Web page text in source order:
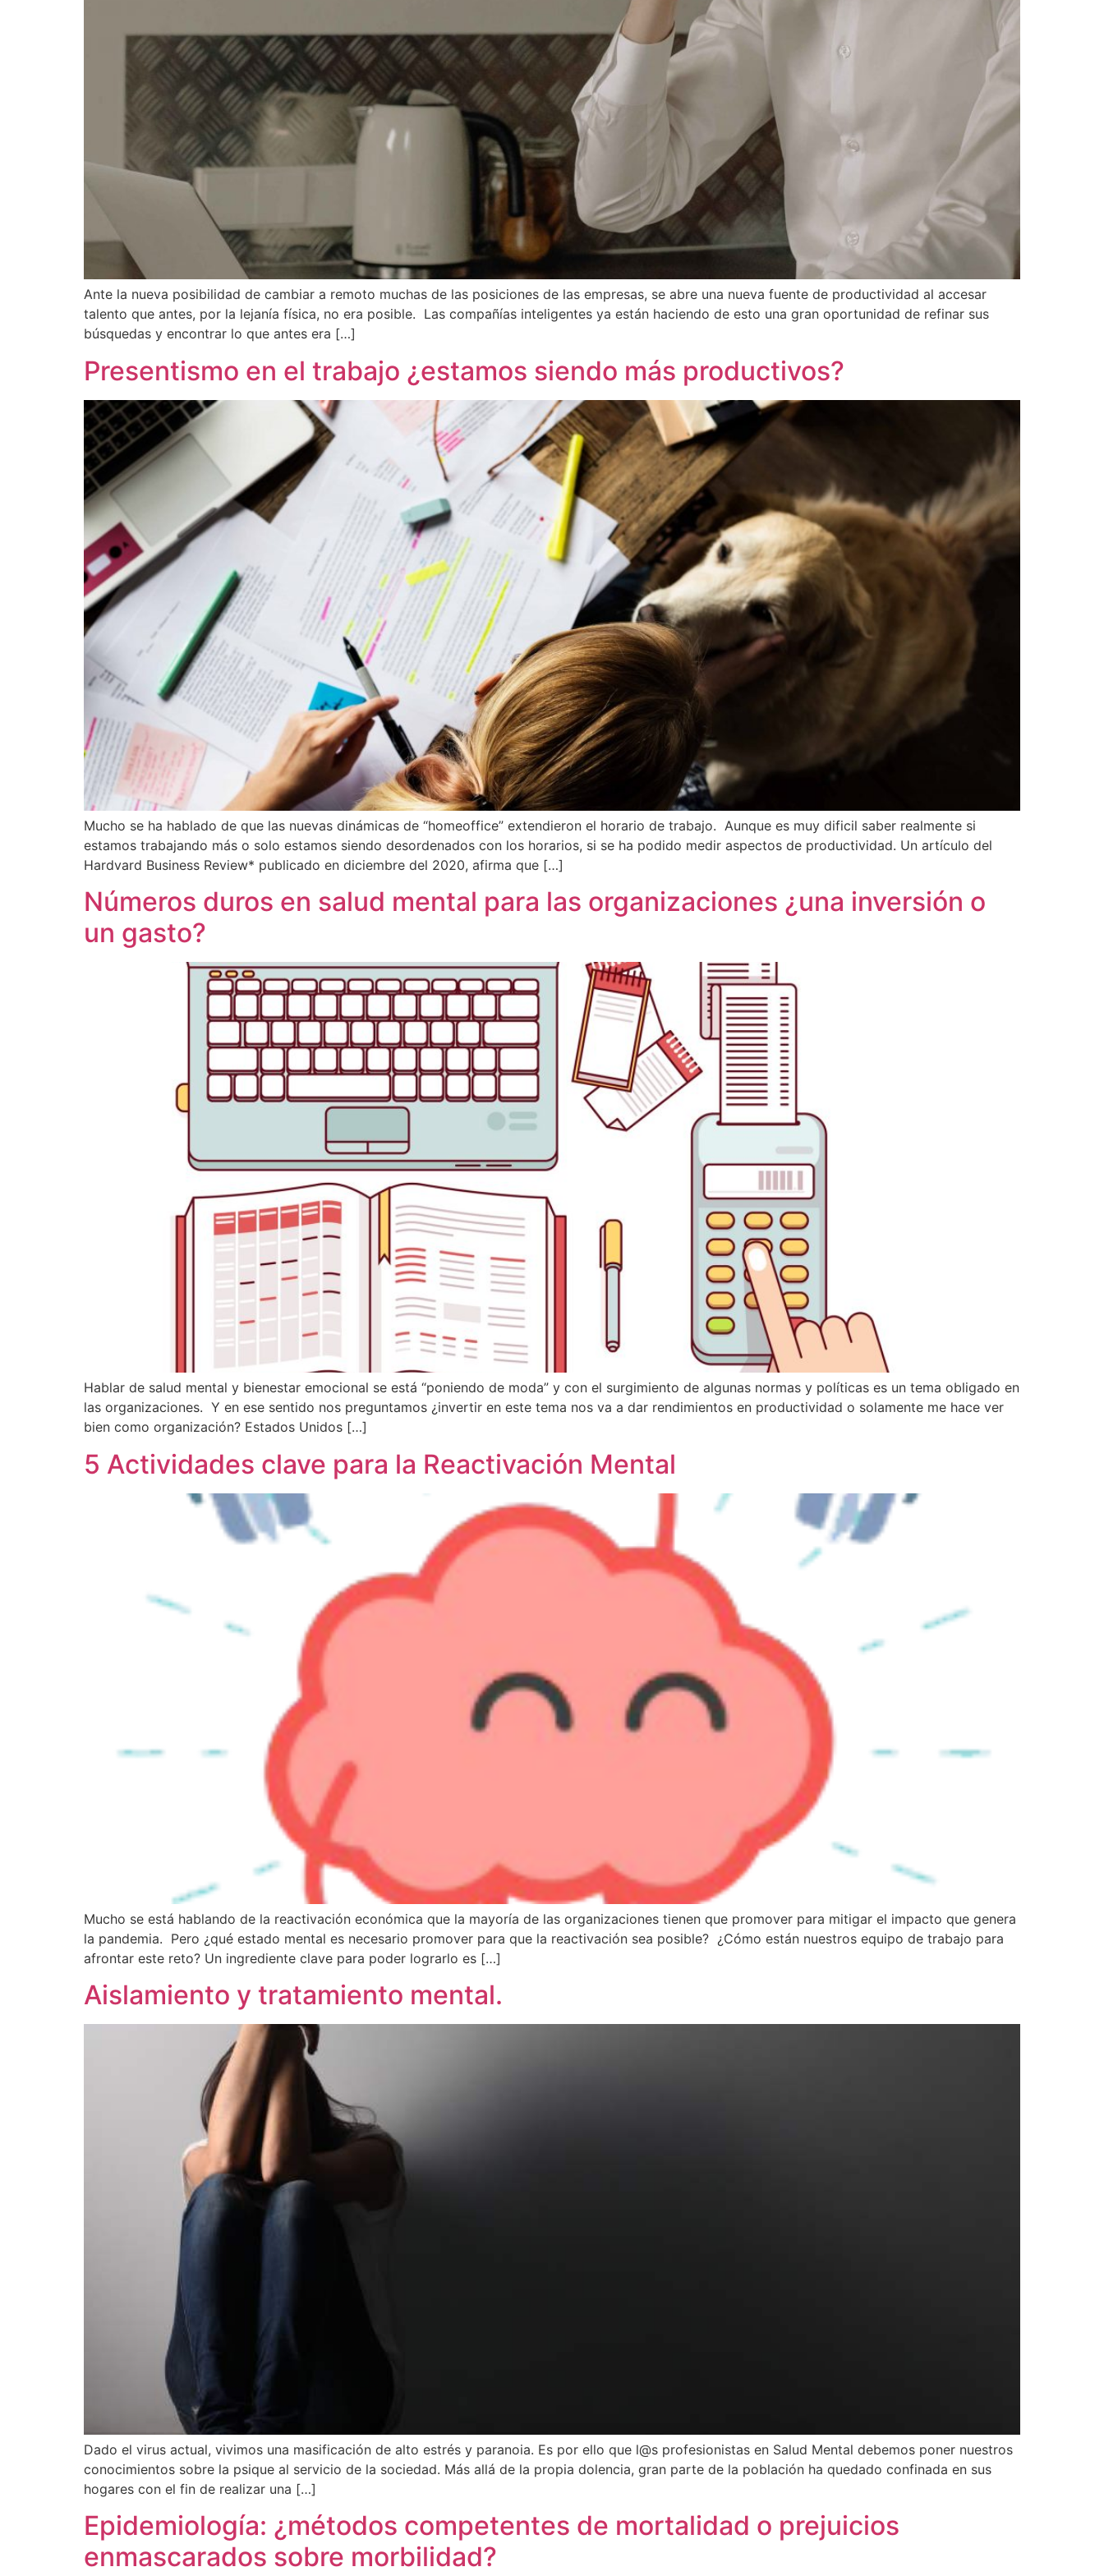
Ante la nueva posibilidad de cambiar a remoto muchas de las posiciones de las empresas, se abre una nueva fuente de productividad al accesar
talento que antes, por la lejanía física, no era posible. Las compañías inteligentes ya están haciendo de esto una gran oportunidad de refinar sus
búsquedas y encontrar lo que antes era […]
Presentismo en el trabajo ¿estamos siendo más productivos?
Mucho se ha hablado de que las nuevas dinámicas de “homeoffice” extendieron el horario de trabajo. Aunque es muy dificil saber realmente si
estamos trabajando más o solo estamos siendo desordenados con los horarios, si se ha podido medir aspectos de productividad. Un artículo del
Hardvard Business Review* publicado en diciembre del 2020, afirma que […]
Números duros en salud mental para las organizaciones ¿una inversión o
un gasto?
Hablar de salud mental y bienestar emocional se está “poniendo de moda” y con el surgimiento de algunas normas y políticas es un tema obligado en
las organizaciones. Y en ese sentido nos preguntamos ¿invertir en este tema nos va a dar rendimientos en productividad o solamente me hace ver
bien como organización? Estados Unidos […]
5 Actividades clave para la Reactivación Mental
Mucho se está hablando de la reactivación económica que la mayoría de las organizaciones tienen que promover para mitigar el impacto que genera
la pandemia. Pero ¿qué estado mental es necesario promover para que la reactivación sea posible? ¿Cómo están nuestros equipo de trabajo para
afrontar este reto? Un ingrediente clave para poder lograrlo es […]
Aislamiento y tratamiento mental.
Dado el virus actual, vivimos una masificación de alto estrés y paranoia. Es por ello que l@s profesionistas en Salud Mental debemos poner nuestros
conocimientos sobre la psique al servicio de la sociedad.‬ Más allá de la propia dolencia, gran parte de la población ha quedado confinada en sus
hogares con el fin de realizar una […]
Epidemiología: ¿métodos competentes de mortalidad o prejuicios
enmascarados sobre morbilidad?